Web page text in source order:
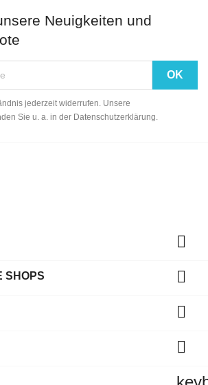
Neuigkeiten und
jederzeit widerrufen. Unsere
Sie u. a. in der Datenschutzerklärung.

SHOPS 

